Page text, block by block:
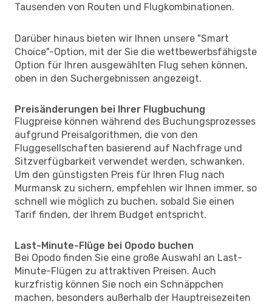
Tausenden von Routen und Flugkombinationen.
Darüber hinaus bieten wir Ihnen unsere "Smart
Choice"-Option, mit der Sie die wettbewerbsfähigste
Option für Ihren ausgewählten Flug sehen können,
oben in den Suchergebnissen angezeigt.
Preisänderungen bei Ihrer Flugbuchung
Flugpreise können während des Buchungsprozesses
aufgrund Preisalgorithmen, die von den
Fluggesellschaften basierend auf Nachfrage und
Sitzverfügbarkeit verwendet werden, schwanken.
Um den günstigsten Preis für Ihren Flug nach
Murmansk zu sichern, empfehlen wir Ihnen immer, so
schnell wie möglich zu buchen, sobald Sie einen
Tarif finden, der Ihrem Budget entspricht.
Last-Minute-Flüge bei Opodo buchen
Bei Opodo finden Sie eine große Auswahl an Last-
Minute-Flügen zu attraktiven Preisen. Auch
kurzfristig können Sie noch ein Schnäppchen
machen, besonders außerhalb der Hauptreisezeiten